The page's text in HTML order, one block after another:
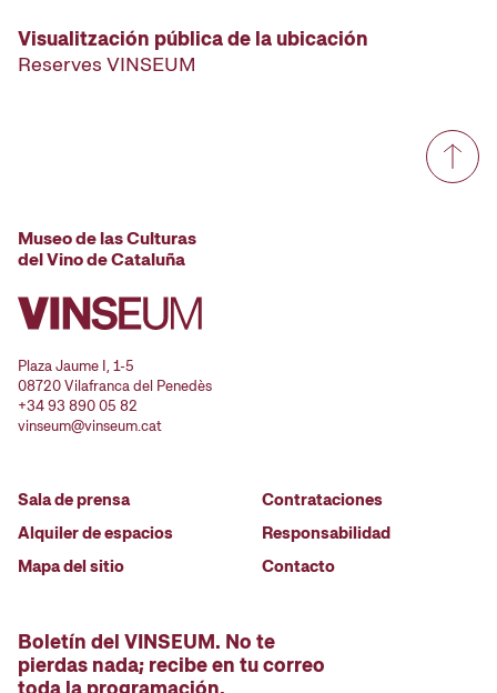
Visualitzación pública de la ubicación
Reserves VINSEUM
Museo de las Culturas
del Vino de Cataluña
Plaza Jaume I, 1-5
08720 Vilafranca del Penedès
+34 93 890 05 82
vinseum@vinseum.cat
Sala de prensa
Alquiler de espacios
Mapa del sitio
Contrataciones
Responsabilidad
Contacto
Boletín del VINSEUM. No te
pierdas nada; recibe en tu correo